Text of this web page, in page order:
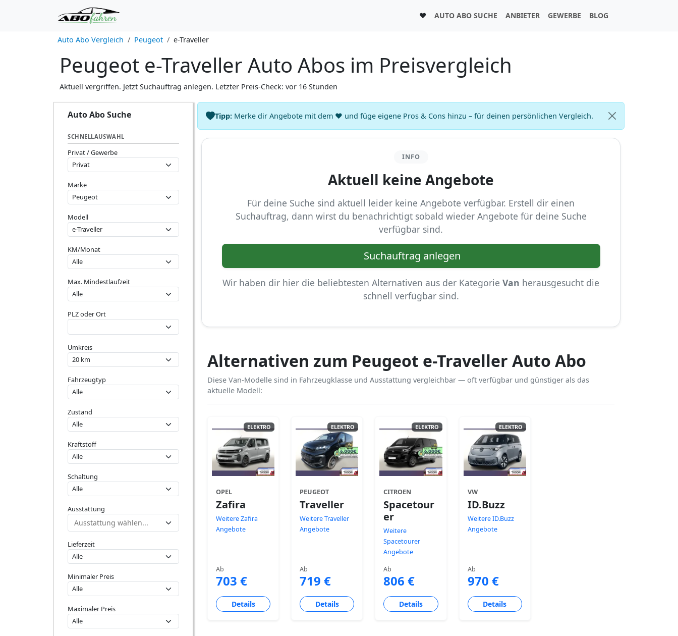
♥ AUTO ABO SUCHE ANBIETER GEWERBE BLOG
Auto Abo Vergleich Peugeot e-Traveller
Peugeot e-Traveller Auto Abos im Preisvergleich
Aktuell vergriffen. Jetzt Suchauftrag anlegen. Letzter Preis-Check: vor 16 Stunden
Auto Abo Suche
SCHNELLAUSWAHL
Privat / Gewerbe
Marke
Modell
KM/Monat
Max. Mindestlaufzeit
PLZ oder Ort
Umkreis
Fahrzeugtyp
Zustand
Kraftstoff
Schaltung
Ausstattung
Lieferzeit
Minimaler Preis
Maximaler Preis
Tipp: Merke dir Angebote mit dem ♥ und füge eigene Pros & Cons hinzu – für deinen persönlichen Vergleich.
INFO
Aktuell keine Angebote
Für deine Suche sind aktuell leider keine Angebote verfügbar. Erstell dir einen
Suchauftrag, dann wirst du benachrichtigt sobald wieder Angebote für deine Suche
verfügbar sind.
Suchauftrag anlegen
Wir haben dir hier die beliebtesten Alternativen aus der Kategorie Van herausgesucht die
schnell verfügbar sind.
Alternativen zum Peugeot e-Traveller Auto Abo
Diese Van-Modelle sind in Fahrzeugklasse und Ausstattung vergleichbar — oft verfügbar und günstiger als das
aktuelle Modell:
ELEKTRO
OPEL
Zafira
Weitere Zafira
Angebote
Ab
703 €
Details
ELEKTRO
PEUGEOT
Traveller
Weitere Traveller
Angebote
Ab
719 €
Details
ELEKTRO
CITROEN
Spacetour
er
Weitere
Spacetourer
Angebote
Ab
806 €
Details
ELEKTRO
VW
ID.Buzz
Weitere ID.Buzz
Angebote
Ab
970 €
Details